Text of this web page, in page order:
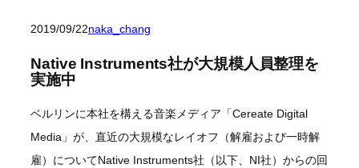
2019/09/22naka_chang
Native Instruments社が大規模人員整理を
実施中
ベルリンに本社を構える音楽メディア「Cereate Digital
Media」が、直近の大規模なレイオフ（解雇および一時解
雇）についてNative Instruments社（以下、NI社）からの回